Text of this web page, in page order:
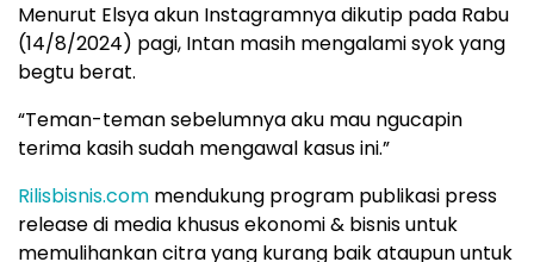
Menurut Elsya akun Instagramnya dikutip pada Rabu
(14/8/2024) pagi, Intan masih mengalami syok yang
begtu berat.
“Teman-teman sebelumnya aku mau ngucapin
terima kasih sudah mengawal kasus ini.”
Rilisbisnis.com mendukung program publikasi press
release di media khusus ekonomi & bisnis untuk
memulihankan citra yang kurang baik ataupun untuk